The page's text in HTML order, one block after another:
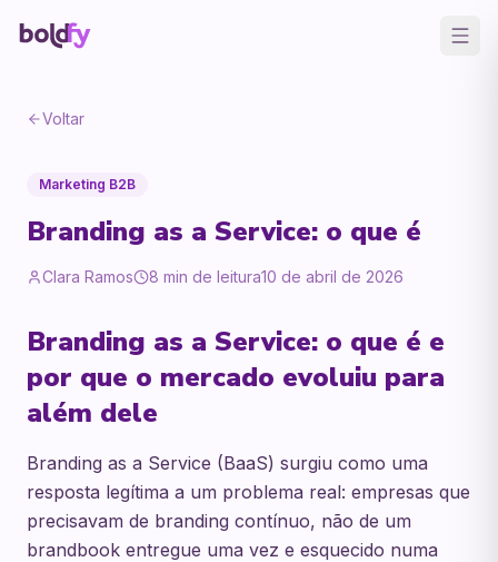
Voltar
Marketing B2B
Branding as a Service: o que é
Clara Ramos 8 min de leitura10 de abril de 2026
Branding as a Service: o que é e
por que o mercado evoluiu para
além dele
Branding as a Service (BaaS) surgiu como uma
resposta legítima a um problema real: empresas que
precisavam de branding contínuo, não de um
brandbook entregue uma vez e esquecido numa